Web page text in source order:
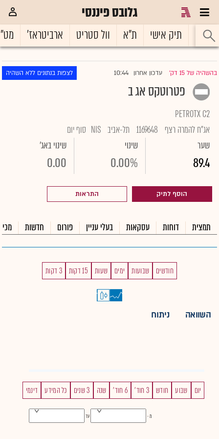
גלובס פיננסי
ראשי תיק אישי ת"א וול סטריט ארביטראז'
בהשהיה של 15 דק' |עדכון אחרון 10:44 לצפות בנתונים ללא השהיה
פטרוטקס אג ב
PETROTX C2
אג"ח להמרה רצף
1169648 תל-אביב NIS סוף יום
שער
89.4
שינוי
0.00%
שינוי באג'
0.00
הוסף לתיק התראות
תמצית דוחות עסקאות בעלי עניין פורום חדשות
חודשים שבועות ימים שעות 15 דקות 3 דקות
השוואה ניתוח
יום שבוע חודש 3 חוד' 6 חוד' שנה 3 שנים כל המידע דינמי
מ - עד